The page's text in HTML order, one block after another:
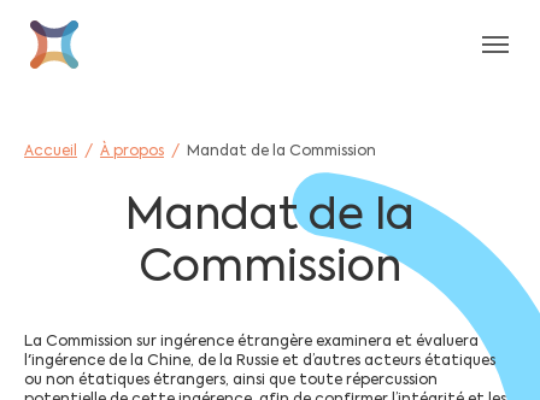
Vous êtes ici:
Accueil À propos Mandat de la Commission
Mandat de la
Commission
La Commission sur ingérence étrangère examinera et évaluera
l'ingérence de la Chine, de la Russie et d’autres acteurs étatiques
ou non étatiques étrangers, ainsi que toute répercussion